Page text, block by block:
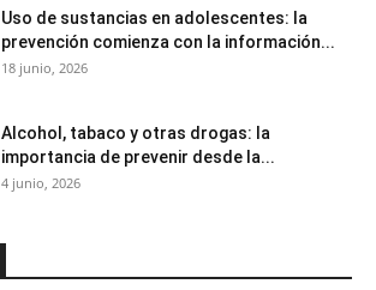
Uso de sustancias en adolescentes: la
prevención comienza con la información...
18 junio, 2026
Alcohol, tabaco y otras drogas: la
importancia de prevenir desde la...
4 junio, 2026